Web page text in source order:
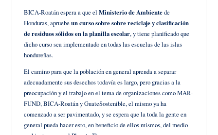
BICA-Roatán espera a que el Ministerio de Ambientede
Honduras, apruebe un curso sobre sobre reciclaje y clasificación
de residuos sólidos en la planilla escolar, y tiene planificado que
dicho curso sea implementado en todas las escuelas de las islas
hondureñas.
El camino para que la población en general aprenda a separar
adecuadamente sus desechos todavía es largo, pero gracias a la
preocupación y el trabajo en el tema de organizaciones como MAR-
FUND, BICA-Roatán y GuateSostenible, el mismo ya ha
comenzado a ser pavimentado, y se espera que la toda la gente en
general pueda hacer esto, en beneficio de ellos mismos, del medio